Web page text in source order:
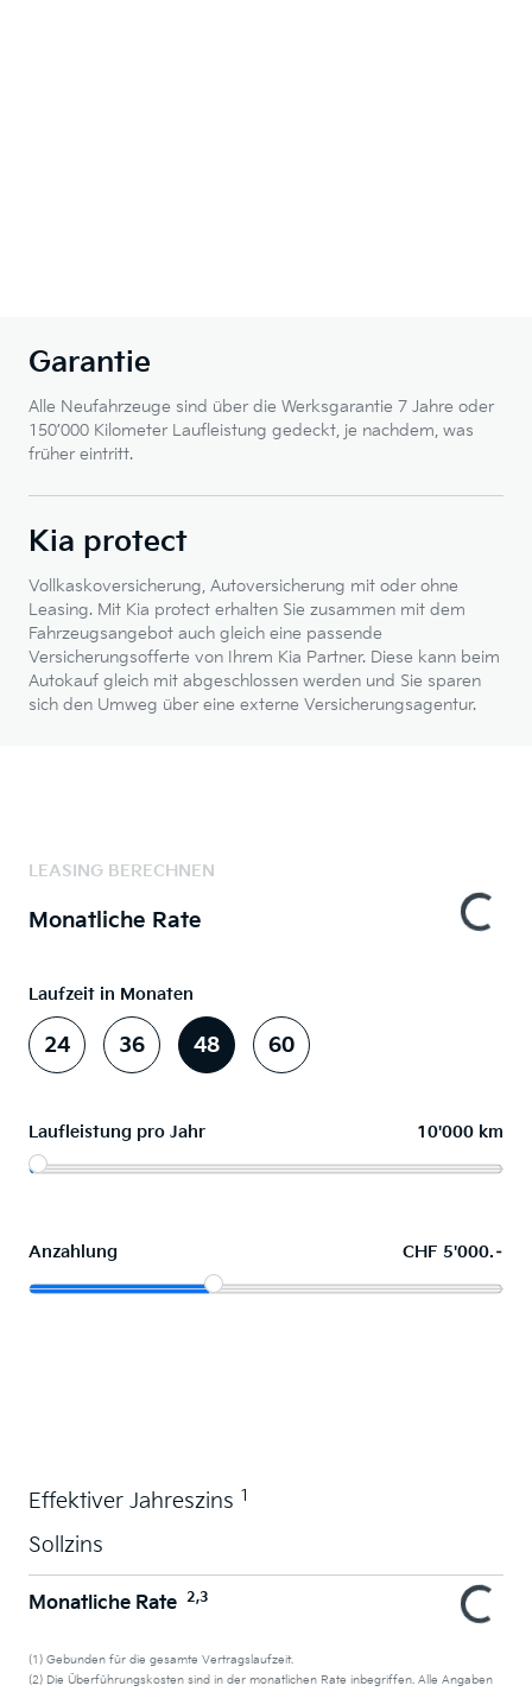
Garantie
Alle Neufahrzeuge sind über die Werksgarantie 7 Jahre oder
150’000 Kilometer Laufleistung gedeckt, je nachdem, was
früher eintritt.
Kia protect
Vollkaskoversicherung, Autoversicherung mit oder ohne
Leasing. Mit Kia protect erhalten Sie zusammen mit dem
Fahrzeugsangebot auch gleich eine passende
Versicherungsofferte von Ihrem Kia Partner. Diese kann beim
Autokauf gleich mit abgeschlossen werden und Sie sparen
sich den Umweg über eine externe Versicherungsagentur.
LEASING BERECHNEN
Monatliche Rate
Laufzeit in Monaten
24 36 48 60
Laufleistung pro Jahr 10'000 km
Anzahlung CHF 5'000.–
Effektiver Jahreszins 1
Sollzins
Monatliche Rate 2,3
(1) Gebunden für die gesamte Vertragslaufzeit.
(2) Die Überführungskosten sind in der monatlichen Rate inbegriffen. Alle Angaben